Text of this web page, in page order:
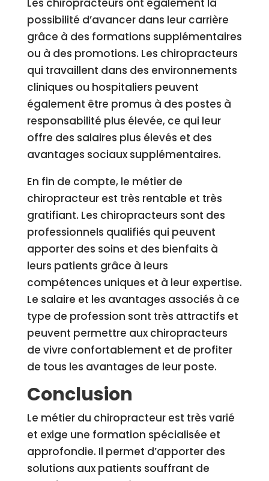
Les chiropracteurs ont également la
possibilité d’avancer dans leur carrière
grâce à des formations supplémentaires
ou à des promotions. Les chiropracteurs
qui travaillent dans des environnements
cliniques ou hospitaliers peuvent
également être promus à des postes à
responsabilité plus élevée, ce qui leur
offre des salaires plus élevés et des
avantages sociaux supplémentaires.
En fin de compte, le métier de
chiropracteur est très rentable et très
gratifiant. Les chiropracteurs sont des
professionnels qualifiés qui peuvent
apporter des soins et des bienfaits à
leurs patients grâce à leurs
compétences uniques et à leur expertise.
Le salaire et les avantages associés à ce
type de profession sont très attractifs et
peuvent permettre aux chiropracteurs
de vivre confortablement et de profiter
de tous les avantages de leur poste.
Conclusion
Le métier du chiropracteur est très varié
et exige une formation spécialisée et
approfondie. Il permet d’apporter des
solutions aux patients souffrant de